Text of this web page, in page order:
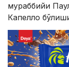
мураббийи
Капелло